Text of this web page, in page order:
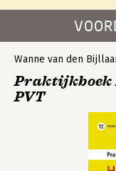
is niet meer in die
onderstaande editie.
Wanne van den
Praktijkboek
PVT